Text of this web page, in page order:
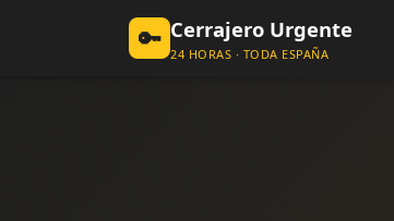
🔑 Cerrajero Urgente
24 HORAS · TODA ESPAÑA